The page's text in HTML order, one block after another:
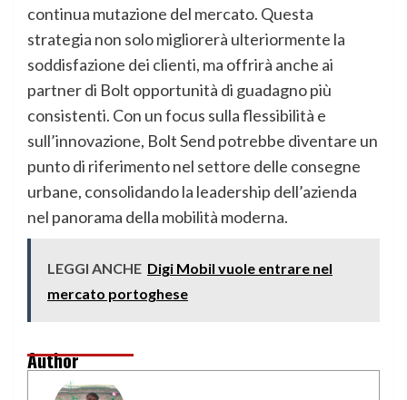
continua mutazione del mercato. Questa
strategia non solo migliorerà ulteriormente la
soddisfazione dei clienti, ma offrirà anche ai
partner di Bolt opportunità di guadagno più
consistenti. Con un focus sulla flessibilità e
sull’innovazione, Bolt Send potrebbe diventare un
punto di riferimento nel settore delle consegne
urbane, consolidando la leadership dell’azienda
nel panorama della mobilità moderna.
LEGGI ANCHE Digi Mobil vuole entrare nel
mercato portoghese
Author